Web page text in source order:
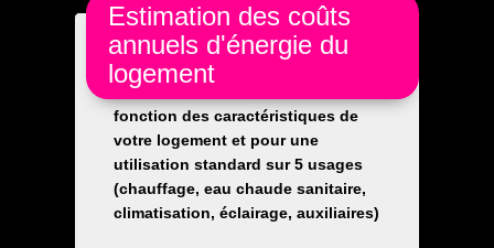
Estimation des coûts
annuels d'énergie du
logement
Les coûts sont estimés en
fonction des caractéristiques de
votre logement et pour une
utilisation standard sur 5 usages
(chauffage, eau chaude sanitaire,
climatisation, éclairage, auxiliaires)